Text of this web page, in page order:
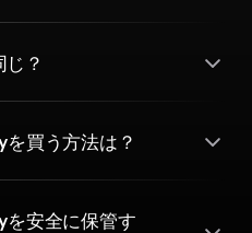
？
買う方法は？
安全に保管す